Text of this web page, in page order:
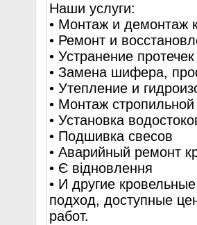
Наши услуги:
• Монтаж и демонтаж
• Ремонт и
• Устранение протечек
• Замена шифера,
• Утепление и
• Монтаж
• Установка
• Подшивка свесов
• Аварийный ремонт
• Є відновлення
• И другие
подход, доступные
работ.